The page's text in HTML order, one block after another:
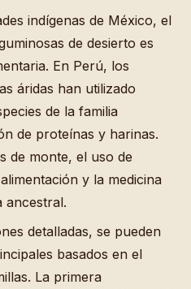
indígenas de México, el
de desierto es
En Perú, los
áridas han utilizado
de la familia
de proteínas y harinas.
de monte, el uso de
y la medicina
ancestral.
detalladas, se pueden
basados en el
La primera